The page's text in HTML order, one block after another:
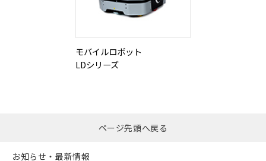
モバイルロボット
LDシリーズ
ページ先頭へ戻る
お知らせ・最新情報